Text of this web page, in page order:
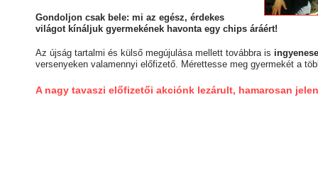
Gondoljon csak bele: mi az egész, érdekes
világot kínáljuk gyermekének havonta egy chips áráért!
Az újság tartalmi és külső megújulása mellett továbbra is
versenyeken valamennyi előfizető. Mérettesse meg gyermekét a
A nagy tavaszi előfizetői akciónk lezárult, hamarosan